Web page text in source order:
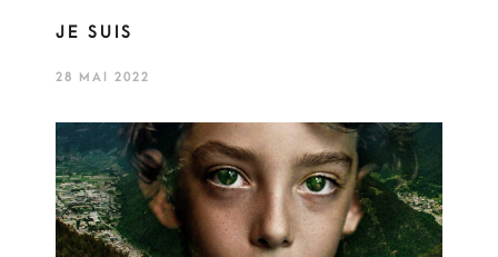
JE SUIS
28 MAI 2022